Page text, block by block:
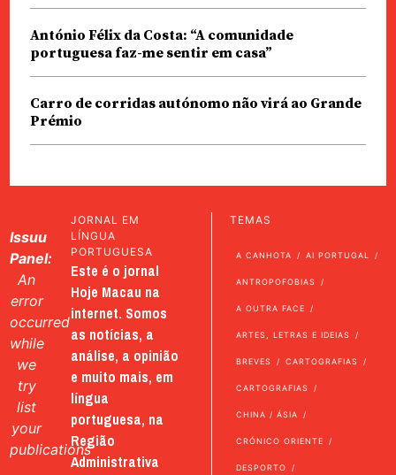
António Félix da Costa: “A comunidade
portuguesa faz-me sentir em casa”
Carro de corridas autónomo não virá ao Grande
Prémio
Issuu
Panel:
An
error
occurred
while
we
try
list
your
publications
JORNAL EM
LÍNGUA
PORTUGUESA
Este é o jornal
Hoje Macau na
internet. Somos
as notícias, a
análise, a opinião
e muito mais, em
língua
portuguesa, na
Região
Administrativa
TEMAS
A CANHOTA AI PORTUGAL
ANTROPOFOBIAS
A OUTRA FACE
ARTES, LETRAS E IDEIAS
BREVES CARTOGRAFIAS
CARTOGRAFIAS
CHINA / ÁSIA
CRÓNICO ORIENTE
DESPORTO